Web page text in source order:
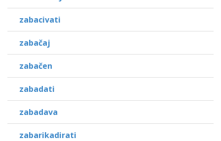
zabacivati
zabačaj
zabačen
zabadati
zabadava
zabarikadirati